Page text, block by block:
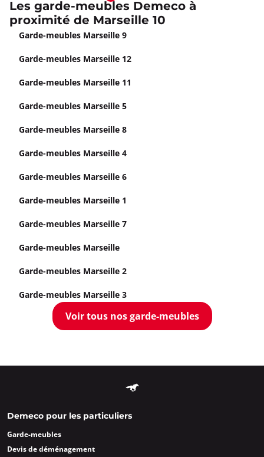
Les garde-meubles Demeco à
proximité de Marseille 10
Garde-meubles Marseille 9
Garde-meubles Marseille 12
Garde-meubles Marseille 11
Garde-meubles Marseille 5
Garde-meubles Marseille 8
Garde-meubles Marseille 4
Garde-meubles Marseille 6
Garde-meubles Marseille 1
Garde-meubles Marseille 7
Garde-meubles Marseille
Garde-meubles Marseille 2
Garde-meubles Marseille 3
Voir tous nos garde-meubles
Demeco pour les particuliers
Garde-meubles
Devis de déménagement